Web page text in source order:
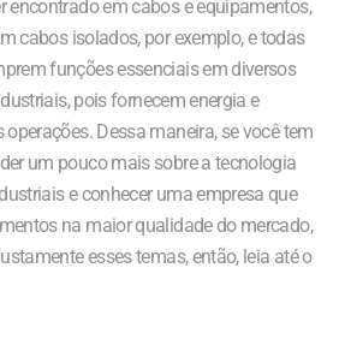
encontrado em cabos e equipamentos,
cabos isolados, por exemplo, e todas
funções essenciais em diversos
pois fornecem energia e
Dessa maneira, se você tem
um pouco mais sobre a tecnologia
e conhecer uma empresa que
na maior qualidade do mercado,
esses temas, então, leia até o